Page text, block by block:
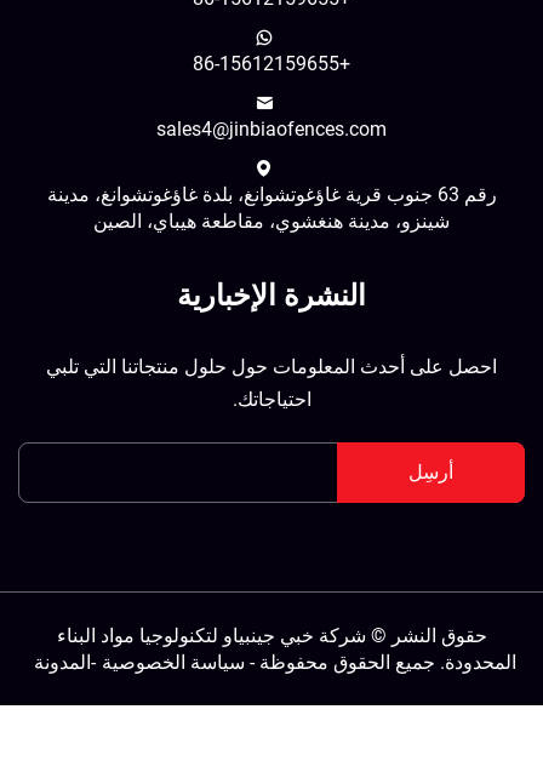
sales4@jinbiaofences.com
رقم 63 جنوب قرية غاؤغوتشوانغ، بلدة غاؤغوتشوانغ، مدينة
شينزو، مدينة هنغشوي، مقاطعة هيباي، الصين
النشرة الإخبارية
احصل على أحدث المعلومات حول حلول منتجاتنا التي تلبي
احتياجاتك.
أرسِل
حقوق النشر © شركة خبي جينبياو لتكنولوجيا مواد البناء
جميع الحقوق محفوظة -سياسة الخصوصية -المدونة